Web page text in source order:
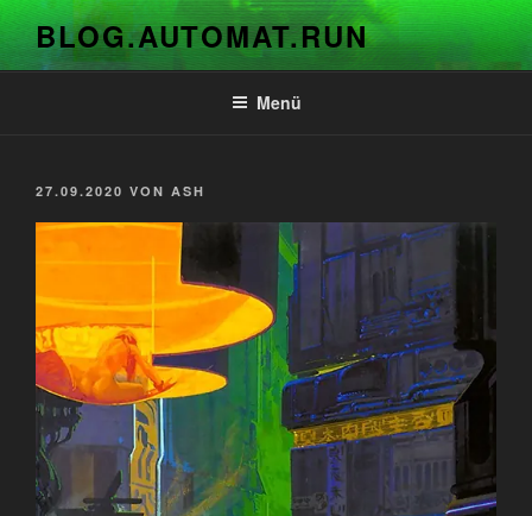
Zum
Inhalt
springen
BLOG.AUTOMAT.RUN
Menü
VERÖFFENTLICHT
27.09.2020 VON ASH